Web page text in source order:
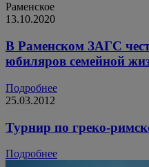
Раменское
13.10.2020
В Раменском ЗАГС
юбиляров семейной
Подробнее
25.03.2012
Турнир по греко-
Подробнее